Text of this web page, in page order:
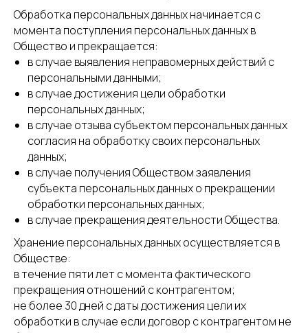
Обработка персональных данных начинается с
момента поступления персональных данных в
Общество и прекращается:
в случае выявления неправомерных действий с
персональными данными;
в случае достижения цели обработки
персональных данных;
в случае отзыва субъектом персональных данных
согласия на обработку своих персональных
данных;
в случае получения Обществом заявления
субъекта персональных данных о прекращении
обработки персональных данных;
в случае прекращения деятельности Общества.
Хранение персональных данных осуществляется в
Обществе:
в течение пяти лет с момента фактического
прекращения отношений с контрагентом;
не более 30 дней с даты достижения цели их
обработки в случае если договор с контрагентом не